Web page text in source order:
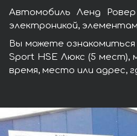
Автомобиль Ленд
электроникой,
Вы можете
Sport HSE Люкс (5 мест),
время, место или адрес,